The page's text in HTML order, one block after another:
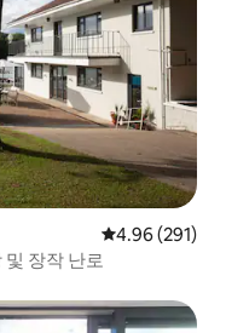
평점 4.96점(5
4.96 (291)
장작 난로